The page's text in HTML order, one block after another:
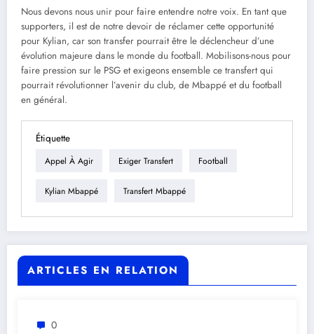
Nous devons nous unir pour faire entendre notre voix. En tant que
supporters, il est de notre devoir de réclamer cette opportunité
pour Kylian, car son transfer pourrait être le déclencheur d’une
évolution majeure dans le monde du football. Mobilisons-nous pour
faire pression sur le PSG et exigeons ensemble ce transfert qui
pourrait révolutionner l’avenir du club, de Mbappé et du football
en général.
Étiquette
Appel À Agir Exiger Transfert Football
Kylian Mbappé Transfert Mbappé
ARTICLES EN RELATION
0